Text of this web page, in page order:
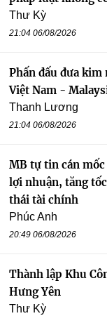
Thư Kỳ
21:04 06/08/2026
Phấn đấu đưa
Việt Nam -
Thanh Lương
21:04 06/08/2026
MB tự tin cán
lợi nhuận, tăng
thái tài chính
Phúc Anh
20:49 06/08/2026
Thành lập Khu
Hưng Yên
Thư Kỳ